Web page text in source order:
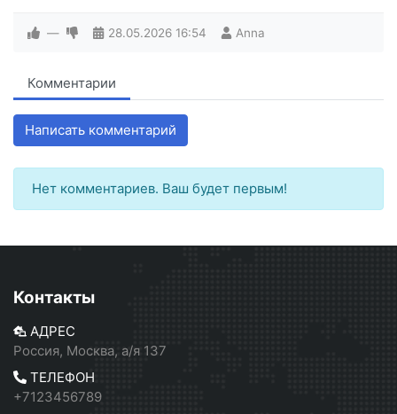
— 28.05.2026 16:54 Anna
Комментарии
Написать комментарий
Нет комментариев. Ваш будет первым!
Контакты
АДРЕС
Россия, Москва, а/я 137
ТЕЛЕФОН
+7123456789